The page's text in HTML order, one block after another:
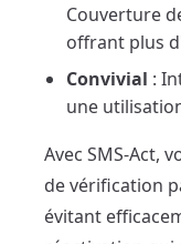
Couverture
offrant plus
Convivial :
une
Avec SMS-Act,
de vérification
évitant